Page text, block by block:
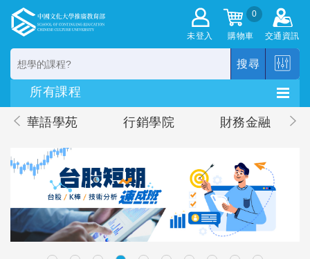
未登入
0
購物車 交通資訊
搜尋
華語學苑 行銷學院 財務金融